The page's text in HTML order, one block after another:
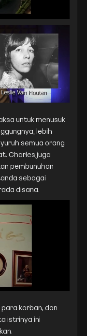
untuk menusuk
lebih
semua orang
Charles juga
pembunuhan
sebagai
disana.
korban, dan
istrinya ini